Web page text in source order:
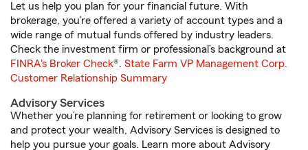
Let us help you plan for your financial future. With
brokerage, you’re offered a variety of account types and a
wide range of mutual funds offered by industry leaders.
Check the investment firm or professional’s background at
FINRA's Broker Check®. State Farm VP Management Corp.
Customer Relationship Summary
Advisory Services
Whether you’re planning for retirement or looking to grow
and protect your wealth, Advisory Services is designed to
help you pursue your goals. Learn more about Advisory